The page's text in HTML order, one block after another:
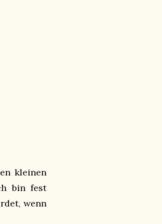
kleinen
bin fest
wenn